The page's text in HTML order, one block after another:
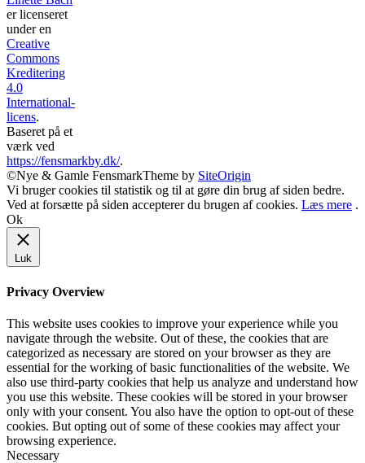
er licenseret
under en
Creative
Commons
Kreditering
4.0
International-
licens.
Baseret på et
værk ved
https://fensmarkby.dk/.
©Nye & Gamle FensmarkTheme by SiteOrigin
Vi bruger cookies til statistik og til at gøre din brug af siden bedre.
Ved at forsætte på siden accepterer du brugen af cookies. Læs mere .
Ok
Luk
Privacy Overview
This website uses cookies to improve your experience while you
navigate through the website. Out of these, the cookies that are
categorized as necessary are stored on your browser as they are
essential for the working of basic functionalities of the website. We
also use third-party cookies that help us analyze and understand how
you use this website. These cookies will be stored in your browser
only with your consent. You also have the option to opt-out of these
cookies. But opting out of some of these cookies may affect your
browsing experience.
Necessary